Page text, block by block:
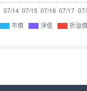
市價 淨值 折溢價